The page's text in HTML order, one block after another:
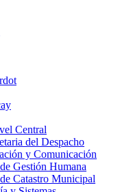
Central
del Despacho
y Comunicación
Gestión Humana
Catastro Municipal